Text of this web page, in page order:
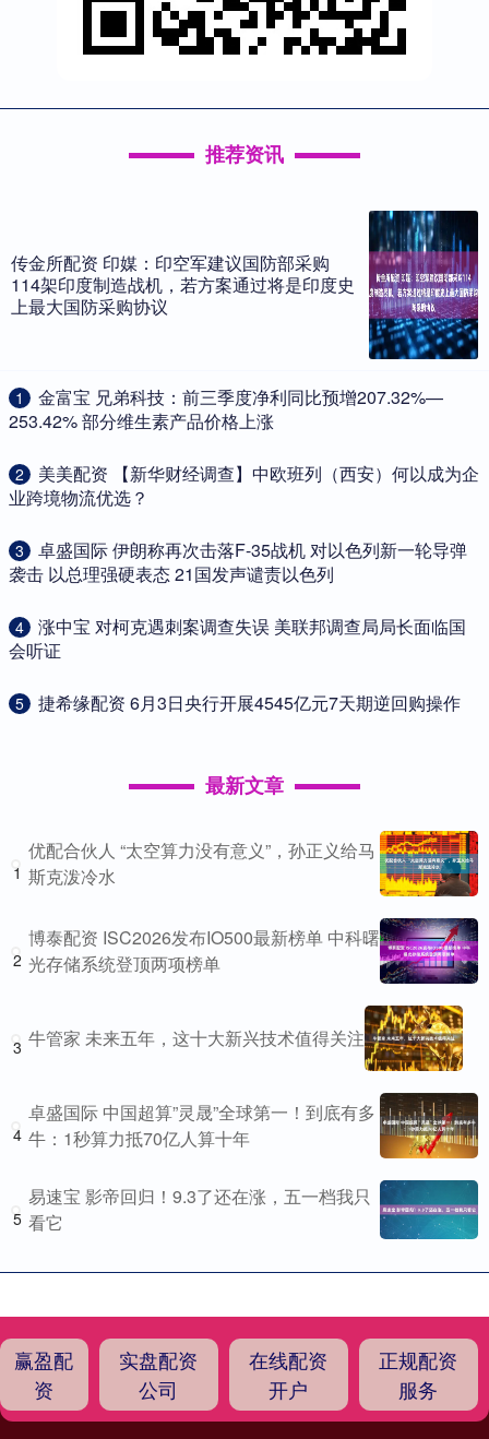
推荐资讯
传金所配资 印媒：印空军建议国防部采购
114架印度制造战机，若方案通过将是印度史
上最大国防采购协议
1
​金富宝 兄弟科技：前三季度净利同比预增207.32%—
253.42% 部分维生素产品价格上涨
2
​美美配资 【新华财经调查】中欧班列（西安）何以成为企
业跨境物流优选？
3
​卓盛国际 伊朗称再次击落F-35战机 对以色列新一轮导弹
袭击 以总理强硬表态 21国发声谴责以色列
4
​涨中宝 对柯克遇刺案调查失误 美联邦调查局局长面临国
会听证
5 ​捷希缘配资 6月3日央行开展4545亿元7天期逆回购操作
最新文章
1
优配合伙人 “太空算力没有意义”，孙正义给马
斯克泼冷水
2
博泰配资 ISC2026发布IO500最新榜单 中科曙
光存储系统登顶两项榜单
3 牛管家 未来五年，这十大新兴技术值得关注
4
卓盛国际 中国超算”灵晟”全球第一！到底有多
牛：1秒算力抵70亿人算十年
5
易速宝 影帝回归！9.3了还在涨，五一档我只
看它
赢盈配
资
实盘配资
公司
在线配资
开户
正规配资
服务